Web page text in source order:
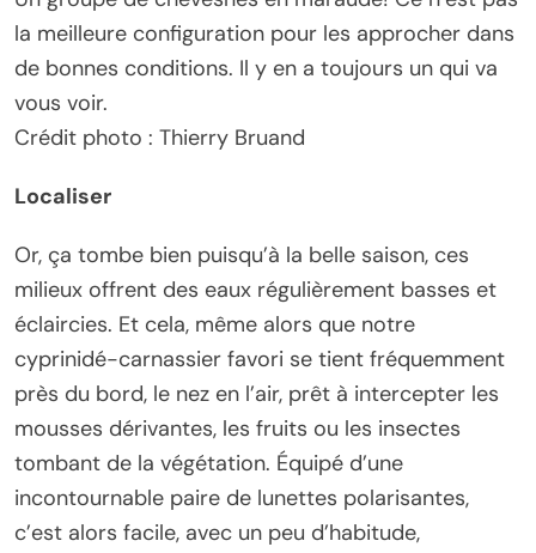
la meilleure configuration pour les approcher dans
de bonnes conditions. Il y en a toujours un qui va
vous voir.
Crédit photo : Thierry Bruand
Localiser
Or, ça tombe bien puisqu’à la belle saison, ces
milieux offrent des eaux régulièrement basses et
éclaircies. Et cela, même alors que notre
cyprinidé-carnassier favori se tient fréquemment
près du bord, le nez en l’air, prêt à intercepter les
mousses dérivantes, les fruits ou les insectes
tombant de la végétation. Équipé d’une
incontournable paire de lunettes polarisantes,
c’est alors facile, avec un peu d’habitude,